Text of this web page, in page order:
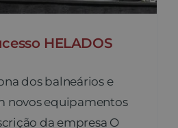
HELADOS
dos balneários e
novos equipamentos
da empresa O